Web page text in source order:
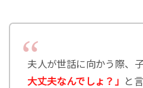
夫人が世話に向かう際、
大丈夫なんでしょ？」
と